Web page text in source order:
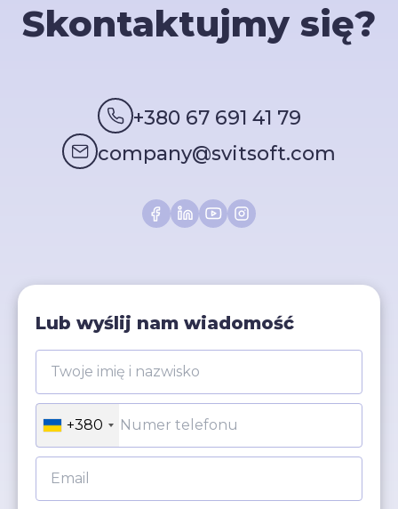
Skontaktujmy się?
+380 67 691 41 79
company@svitsoft.com
Lub wyślij nam wiadomość
+380